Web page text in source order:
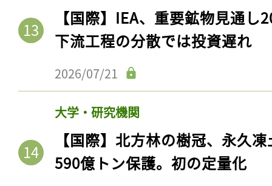
【国際】IEA、重要鉱物見通
下流工程の分散では投資遅れ
2026/07/21
大学・研究機関
【国際】北方林の樹冠、永久
590億トン保護。初の定量化
ログイン